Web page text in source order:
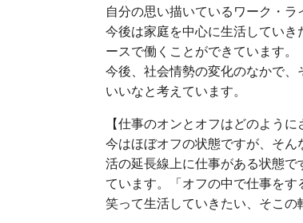
自分の思い描いているワーク・ラ
今後は家庭を中心に生活してい
ースで働くことができています。
今後、社会情勢の変化のなかで
いいなと考えています。
【仕事のオンとオフはどのように
今はほぼオフの状態ですが、そ
活の延長線上に仕事がある状態
ています。「オフの中で仕事を
笑って生活していきたい、そこの